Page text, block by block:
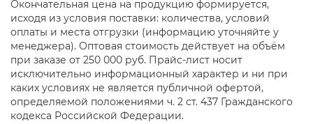
Окончательная цена на продукцию формируется,
исходя из условия поставки: количества, условий
оплаты и места отгрузки (информацию уточняйте у
менеджера). Оптовая стоимость действует на объём
при заказе от 250 000 руб. Прайс-лист носит
исключительно информационный характер и ни при
каких условиях не является публичной офертой,
определяемой положениями ч. 2 ст. 437 Гражданского
кодекса Российской Федерации.